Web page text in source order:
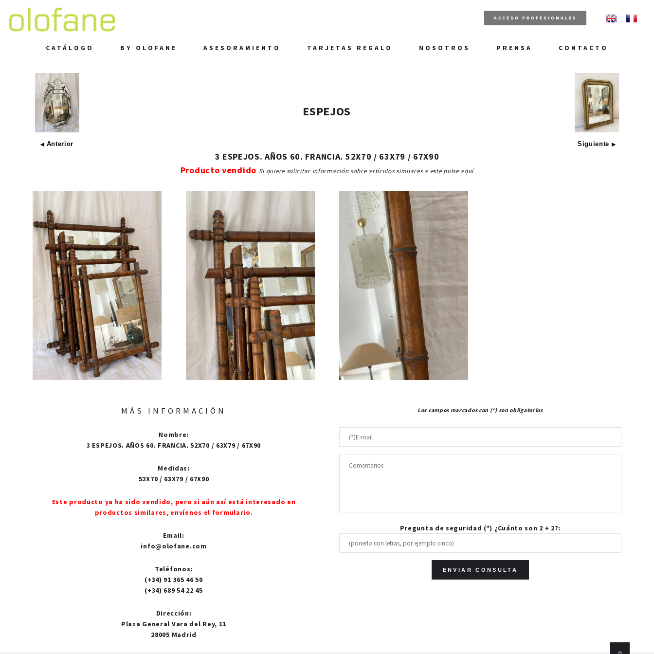
ACCESO PROFESIONALES
CATÁLOGO BY OLOFANE ASESORAMIENTO TARJETAS REGALO NOSOTROS PRENSA CONTACTO
◀ Anterior
ESPEJOS
Siguiente ▶
3 ESPEJOS. AÑOS 60. FRANCIA. 52X70 / 63X79 / 67X90
Producto vendido Si quiere solicitar información sobre artículos similares a este pulse aquí
MÁS INFORMACIÓN
Nombre:
3 ESPEJOS. AÑOS 60. FRANCIA. 52X70 / 63X79 / 67X90
Medidas:
52X70 / 63X79 / 67X90
Este producto ya ha sido vendido, pero si aún así está interesado en
productos similares, envíenos el formulario.
Email:
info@olofane.com
Teléfonos:
(+34) 91 365 46 50
(+34) 689 54 22 45
Dirección:
Plaza General Vara del Rey, 11
28005 Madrid
Los campos marcados con (*) son obligatorios
Pregunta de seguridad (*) ¿Cuánto son 2 + 2?: